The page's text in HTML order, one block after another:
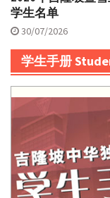
学生名单
30/07/2026
学生手册